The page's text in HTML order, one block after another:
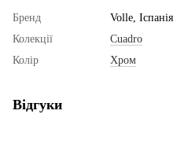
Бренд
Volle, Іспанія
Колекції
Cuadro
Колір
Хром
Відгуки